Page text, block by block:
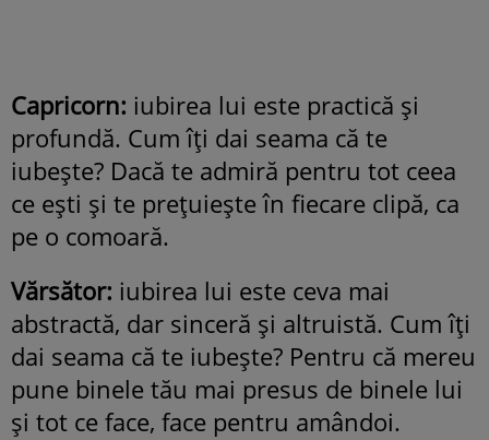
Capricorn: iubirea lui este practică şi
profundă. Cum îţi dai seama că te
iubeşte? Dacă te admiră pentru tot ceea
ce eşti şi te preţuieşte în fiecare clipă, ca
pe o comoară.
Vărsător: iubirea lui este ceva mai
abstractă, dar sinceră şi altruistă. Cum îţi
dai seama că te iubeşte? Pentru că mereu
pune binele tău mai presus de binele lui
şi tot ce face, face pentru amândoi.